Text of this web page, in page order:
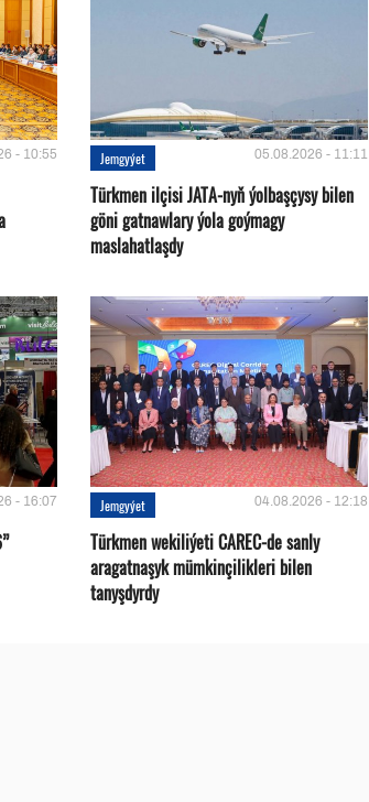
- 10:55 Jemgyýet 05.08.2026 - 11:11
Türkmen ilçisi JATA-nyň ýolbaşçysy bilen
göni gatnawlary ýola goýmagy
maslahatlaşdy
- 16:07 Jemgyýet 04.08.2026 - 12:18
Türkmen wekiliýeti CAREC-de sanly
aragatnaşyk mümkinçilikleri bilen
tanyşdyrdy